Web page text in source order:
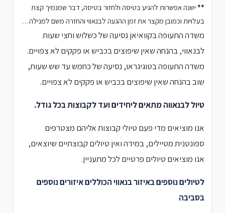
** ישנה אפשרות להגיע בטיסה ולחזור בטיסה, דבר שמנמיך קצת
בעלויות וכמובן מקצר את זמן ההגעה לבנאווי והחזרה משם למנילה…
משדה התעופה בקוואיאן נסיעה של כשלוש וחצי שעות
לבנאווי, בהנחה שאין שיפוצים בכביש או פקקים לא צפויים.
משדה התעופה בטוגיגראו, נסיעה של כחמש עד שש שעות,
שוב בהנחה שאין שיפוצים בכביש או פקקים לא צפויים.
טיול לבנאווה מתאים ליחידים ועד לקבוצות בכל גודל.
אנו מוציאים מדי פעם טיולי קבוצות אליהם מצטרפים
ספונטנית מטיילים, במידה ואין טיולים קבוצתיים שיוצאים,
אנו מוציאים טיולים פרטיים לכל מתעניין.
לטיולים נוספים באיזור בנאווי הכוללים איזורים נוספים
בסביבה